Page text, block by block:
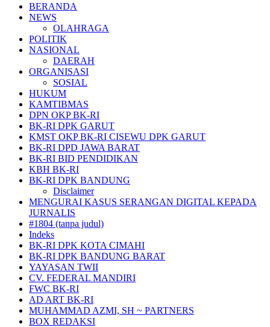
BERANDA
NEWS
OLAHRAGA
POLITIK
NASIONAL
DAERAH
ORGANISASI
SOSIAL
HUKUM
KAMTIBMAS
DPN OKP BK-RI
BK-RI DPK GARUT
KMST OKP BK-RI CISEWU DPK GARUT
BK-RI DPD JAWA BARAT
BK-RI BID PENDIDIKAN
KBH BK-RI
BK-RI DPK BANDUNG
Disclaimer
MENGURAI KASUS SERANGAN DIGITAL KEPADA
JURNALIS
#1804 (tanpa judul)
Indeks
BK-RI DPK KOTA CIMAHI
BK-RI DPK BANDUNG BARAT
YAYASAN TWII
CV. FEDERAL MANDIRI
FWC BK-RI
AD ART BK-RI
MUHAMMAD AZMI, SH ~ PARTNERS
BOX REDAKSI